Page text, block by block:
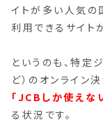
イトが多い人気の
利用できるサイト
というのも、特定
ど）のオンライン
「JCBしか使えな
る状況です。